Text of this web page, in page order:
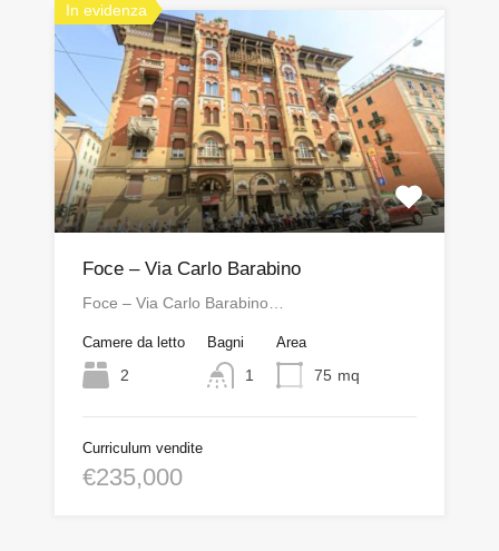
In evidenza
Foce – Via Carlo Barabino
Foce – Via Carlo Barabino…
Camere da letto
2
Bagni
1
Area
75 mq
Curriculum vendite
€235,000